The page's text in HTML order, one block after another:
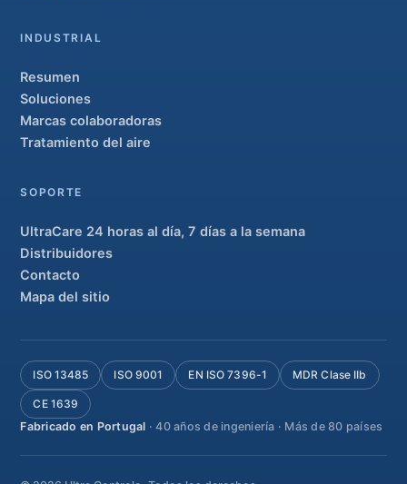
INDUSTRIAL
Resumen
Soluciones
Marcas colaboradoras
Tratamiento del aire
SOPORTE
UltraCare 24 horas al día, 7 días a la semana
Distribuidores
Contacto
Mapa del sitio
ISO 13485 ISO 9001 EN ISO 7396-1 MDR Clase IIb
CE 1639
Fabricado en Portugal · 40 años de ingeniería · Más de 80 países